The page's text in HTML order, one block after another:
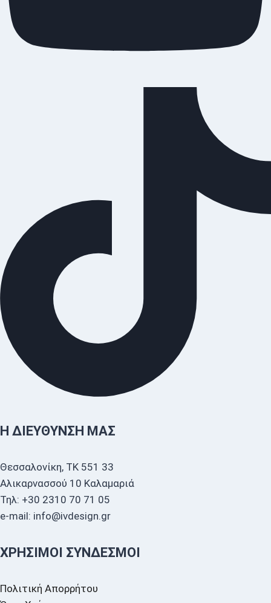
Η ΔΙΕΎΘΥΝΣΗ ΜΑΣ
Θεσσαλονίκη, ΤΚ 551 33
Αλικαρνασσού 10 Καλαμαριά
Τηλ: +30 2310 70 71 05
e-mail: info@ivdesign.gr
ΧΡΉΣΙΜΟΙ ΣΎΝΔΕΣΜΟΙ
Πολιτική Απορρήτου